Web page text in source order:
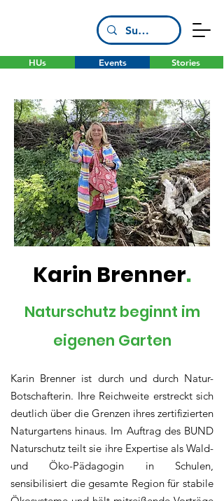
HUs Stories
Events
Karin Brenner.
Naturschutz beginnt im
eigenen Garten
Karin Brenner ist durch und durch Natur-
Botschafterin. Ihre Reichweite erstreckt sich
deutlich über die Grenzen ihres zertifizierten
Naturgartens hinaus. Im Auftrag des BUND
Naturschutz teilt sie ihre Expertise als Wald-
und Öko-Pädagogin in Schulen,
sensibilisiert die gesamte Region für stabile